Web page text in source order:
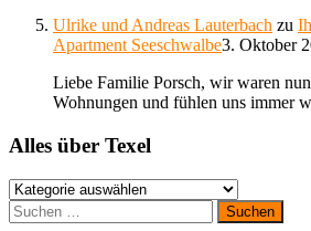
Ulrike und Andreas Lauterbach zu
Apartment Seeschwalbe3. Oktober
Liebe Familie Porsch, wir waren
Wohnungen und fühlen uns immer
Alles über Texel
Alles
über
Texel
Suchen